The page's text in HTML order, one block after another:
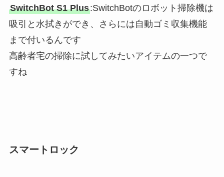
SwitchBot S1 Plus:SwitchBotのロボット掃除機は
吸引と水拭きができ、さらには自動ゴミ収集機能
まで付いるんです
高齢者宅の掃除に試してみたいアイテムの一つで
すね
スマートロック